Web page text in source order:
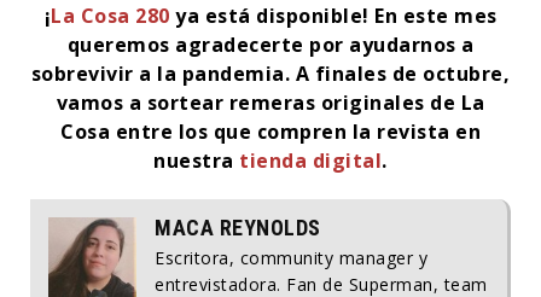
¡La Cosa 280 ya está disponible! En este mes
queremos agradecerte por ayudarnos a
sobrevivir a la pandemia. A finales de octubre,
vamos a sortear remeras originales de La
Cosa entre los que compren la revista en
nuestra tienda digital.
MACA REYNOLDS
Escritora, community manager y
entrevistadora. Fan de Superman, team